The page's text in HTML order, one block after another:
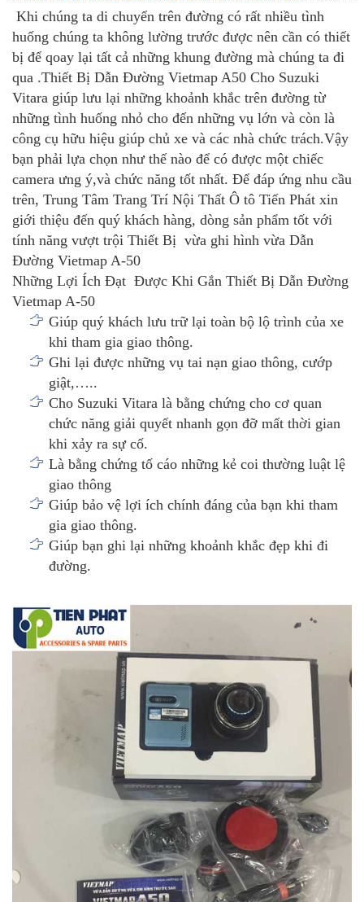
Khi chúng ta di chuyển trên đường có rất nhiều tình
huống chúng ta không lường trước được nên cần có thiết
bị để qoay lại tất cả những khung đường mà chúng ta đi
qua .Thiết Bị Dẫn Đường Vietmap A50 Cho Suzuki
Vitara giúp lưu lại những khoảnh khắc trên đường từ
những tình huống nhỏ cho đến những vụ lớn và còn là
công cụ hữu hiệu giúp chủ xe và các nhà chức trách.Vậy
bạn phải lựa chọn như thế nào để có được một chiếc
camera ưng ý,và chức năng tốt nhất. Để đáp ứng nhu cầu
trên, Trung Tâm Trang Trí Nội Thất Ô tô Tiến Phát xin
giới thiệu đến quý khách hàng, dòng sản phẩm tốt với
tính năng vượt trội Thiết Bị vừa ghi hình vừa Dẫn
Đường Vietmap A-50
Những Lợi Ích Đạt Được Khi Gắn Thiết Bị Dẫn Đường
Vietmap A-50
Giúp quý khách lưu trữ lại toàn bộ lộ trình của xe
khi tham gia giao thông.
Ghi lại được những vụ tai nạn giao thông, cướp
giật,…..
Cho Suzuki Vitara là bằng chứng cho cơ quan
chức năng giải quyết nhanh gọn đỡ mất thời gian
khi xảy ra sự cố.
Là bằng chứng tố cáo những kẻ coi thường luật lệ
giao thông
Giúp bảo vệ lợi ích chính đáng của bạn khi tham
gia giao thông.
Giúp bạn ghi lại những khoảnh khắc đẹp khi đi
đường.